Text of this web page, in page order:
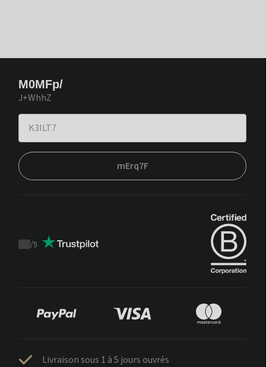
M0MFp/
J+WhhZ
mErq7F
Trustpilot
/5
Livraison sous 1 à 5 jours ouvrés